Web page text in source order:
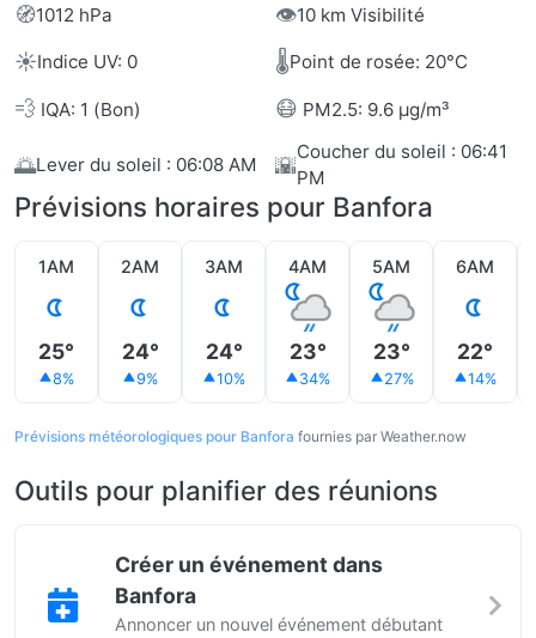
🧭1012 hPa 👁️10 km Visibilité
☀️Indice UV: 0 🌡️Point de rosée: 20°C
💨 IQA: 1 (Bon) 😷 PM2.5: 9.6 µg/m³
🌅Lever du soleil : 06:08 AM 🌇Coucher du soleil : 06:41
PM
Prévisions horaires pour Banfora
1AM
25°
8%
2AM
24°
9%
3AM
24°
10%
4AM
23°
34%
5AM
23°
27%
6AM
22°
14%
Prévisions météorologiques pour Banfora fournies par Weather.now
Outils pour planifier des réunions
Créer un événement dans
Banfora
Annoncer un nouvel événement débutant